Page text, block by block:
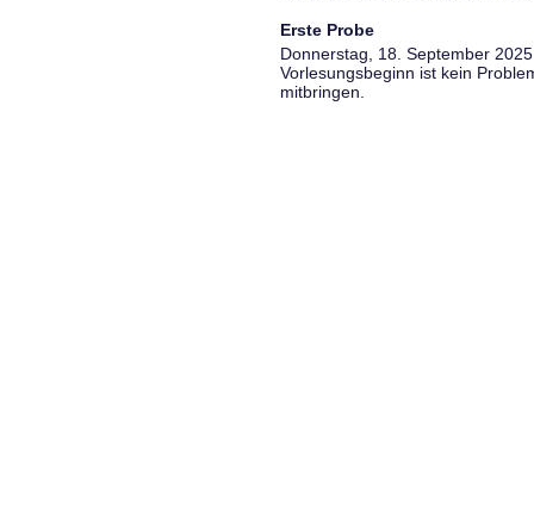
Erste Probe
Donnerstag, 18. September
Vorlesungsbeginn ist kein
mitbringen.